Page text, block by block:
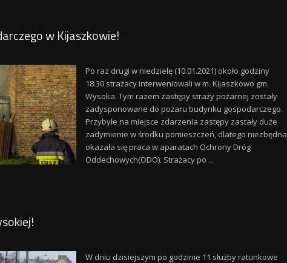
w Kijaszkowie!
Po raz drugi w niedzielę (10.01.2021) około godziny
18:30 strażacy interweniowali w m. Kijaszkowo gm.
Wysoka. Tym razem zastępy straży pożarnej zostały
zadysponowane do pożaru budynku gospodarczego.
Przybyłe na miejsce zdarzenia zastępy zastały duże
zadymienie w środku pomieszczeń, dlatego niezbędna
okazała się praca w aparatach Ochrony Dróg
Oddechowych(ODO). Strażacy po ...
W dniu dzisiejszym po godzinie 11 służby ratunkowe